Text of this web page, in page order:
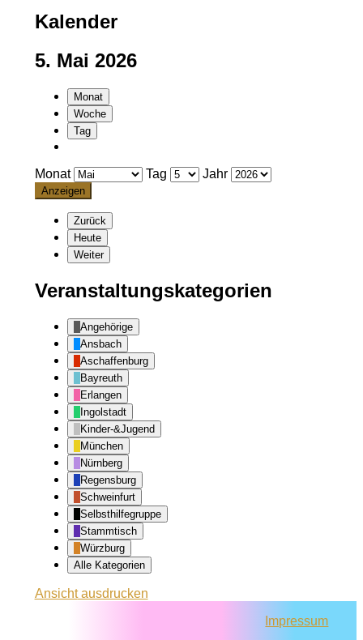
Kalender
5. Mai 2026
Monat
Woche
Tag
Monat Tag Jahr
Zurück
Heute
Weiter
Veranstaltungskategorien
Angehörige
Ansbach
Aschaffenburg
Bayreuth
Erlangen
Ingolstadt
Kinder-&Jugend
München
Nürnberg
Regensburg
Schweinfurt
Selbsthilfegruppe
Stammtisch
Würzburg
Alle Kategorien
Ansichtausdrucken
Impressum